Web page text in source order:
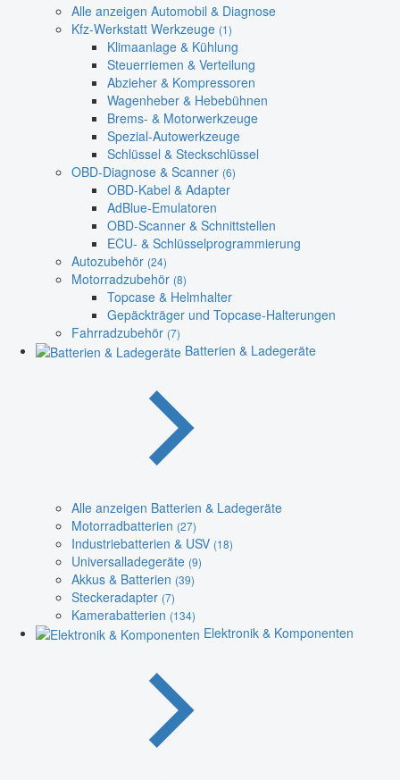
Alle anzeigen Automobil & Diagnose
Kfz-Werkstatt Werkzeuge (1)
Klimaanlage & Kühlung
Steuerriemen & Verteilung
Abzieher & Kompressoren
Wagenheber & Hebebühnen
Brems- & Motorwerkzeuge
Spezial-Autowerkzeuge
Schlüssel & Steckschlüssel
OBD-Diagnose & Scanner (6)
OBD-Kabel & Adapter
AdBlue-Emulatoren
OBD-Scanner & Schnittstellen
ECU- & Schlüsselprogrammierung
Autozubehör (24)
Motorradzubehör (8)
Topcase & Helmhalter
Gepäckträger und Topcase-Halterungen
Fahrradzubehör (7)
Batterien & Ladegeräte
Alle anzeigen Batterien & Ladegeräte
Motorradbatterien (27)
Industriebatterien & USV (18)
Universalladegeräte (9)
Akkus & Batterien (39)
Steckeradapter (7)
Kamerabatterien (134)
Elektronik & Komponenten